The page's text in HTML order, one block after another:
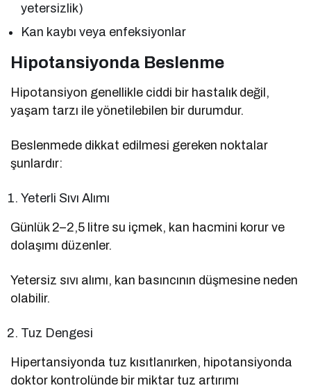
yetersizlik)
Kan kaybı veya enfeksiyonlar
Hipotansiyonda Beslenme
Hipotansiyon genellikle ciddi bir hastalık değil,
yaşam tarzı ile yönetilebilen bir durumdur.
Beslenmede dikkat edilmesi gereken noktalar
şunlardır:
Yeterli Sıvı Alımı
Günlük 2–2,5 litre su içmek, kan hacmini korur ve
dolaşımı düzenler.
Yetersiz sıvı alımı, kan basıncının düşmesine neden
olabilir.
Tuz Dengesi
Hipertansiyonda tuz kısıtlanırken, hipotansiyonda
doktor kontrolünde bir miktar tuz artırımı